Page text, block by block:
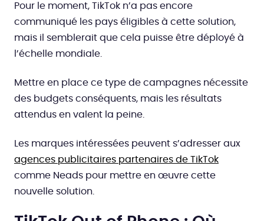
Pour le moment, TikTok n’a pas encore
communiqué les pays éligibles à cette solution,
mais il semblerait que cela puisse être déployé à
l’échelle mondiale.
Mettre en place ce type de campagnes nécessite
des budgets conséquents, mais les résultats
attendus en valent la peine.
Les marques intéressées peuvent s’adresser aux
agences publicitaires partenaires de TikTok
comme Neads pour mettre en œuvre cette
nouvelle solution.